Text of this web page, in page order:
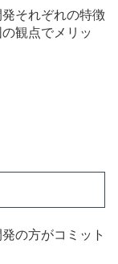
それぞれの特徴
観点でメリッ
の方がコミット